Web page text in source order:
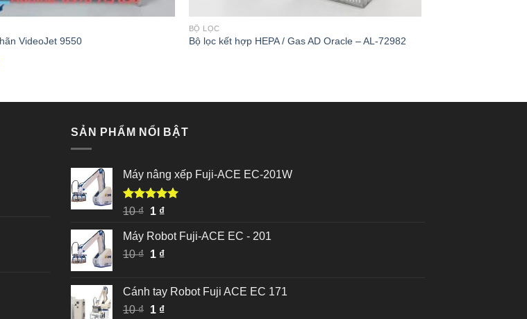
VideoJet 9550
BỘ LỌC
Bộ lọc kết hợp HEPA / Gas AD Oracle – AL-72982
SẢN PHẨM NỔI BẬT
Máy nâng xếp Fuji-ACE EC-201W
Được xếp
5 sao
10₫ Giá
là:
10 ₫.
1 ₫Giá
tại
là:
Máy Robot Fuji-ACE EC - 201
10₫ Giá
10 ₫.
1 ₫Giá
là:
1 ₫.
Cánh tay Robot Fuji ACE EC 171
10₫ Giá
1 ₫Giá